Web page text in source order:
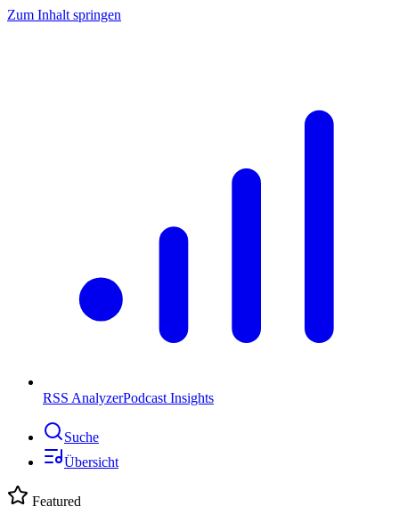
Zum Inhalt springen
RSS AnalyzerPodcast Insights
Suche
Übersicht
Featured